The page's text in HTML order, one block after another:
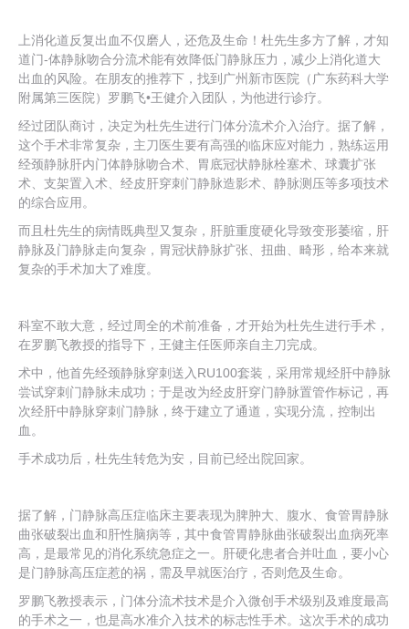
上消化道反复出血不仅磨人，还危及生命！杜先生多方了解，才知
道门-体静脉吻合分流术能有效降低门静脉压力，减少上消化道大
出血的风险。在朋友的推荐下，找到广州新市医院（广东药科大学
附属第三医院）罗鹏飞•王健介入团队，为他进行诊疗。
经过团队商讨，决定为杜先生进行门体分流术介入治疗。据了解，
这个手术非常复杂，主刀医生要有高强的临床应对能力，熟练运用
经颈静脉肝内门体静脉吻合术、胃底冠状静脉栓塞术、球囊扩张
术、支架置入术、经皮肝穿刺门静脉造影术、静脉测压等多项技术
的综合应用。
而且杜先生的病情既典型又复杂，肝脏重度硬化导致变形萎缩，肝
静脉及门静脉走向复杂，胃冠状静脉扩张、扭曲、畸形，给本来就
复杂的手术加大了难度。
科室不敢大意，经过周全的术前准备，才开始为杜先生进行手术，
在罗鹏飞教授的指导下，王健主任医师亲自主刀完成。
术中，他首先经颈静脉穿刺送入RU100套装，采用常规经肝中静脉
尝试穿刺门静脉未成功；于是改为经皮肝穿门静脉置管作标记，再
次经肝中静脉穿刺门静脉，终于建立了通道，实现分流，控制出
血。
手术成功后，杜先生转危为安，目前已经出院回家。
据了解，门静脉高压症临床主要表现为脾肿大、腹水、食管胃静脉
曲张破裂出血和肝性脑病等，其中食管胃静脉曲张破裂出血病死率
高，是最常见的消化系统急症之一。肝硬化患者合并吐血，要小心
是门静脉高压症惹的祸，需及早就医治疗，否则危及生命。
罗鹏飞教授表示，门体分流术技术是介入微创手术级别及难度最高
的手术之一，也是高水准介入技术的标志性手术。这次手术的成功